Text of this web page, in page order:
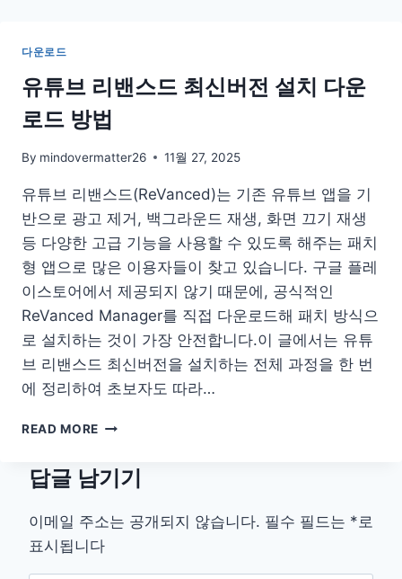
방
법
링
꿀
사
이
시
간
홈
페
이
지
2025
다운로드
유튜브 리밴스드 최신버전 설치 다운
로드 방법
By mindovermatter26 11월 27, 2025
유튜브 리밴스드(ReVanced)는 기존 유튜브 앱을 기
반으로 광고 제거, 백그라운드 재생, 화면 끄기 재생
등 다양한 고급 기능을 사용할 수 있도록 해주는 패치
형 앱으로 많은 이용자들이 찾고 있습니다. 구글 플레
이스토어에서 제공되지 않기 때문에, 공식적인
ReVanced Manager를 직접 다운로드해 패치 방식으
로 설치하는 것이 가장 안전합니다.이 글에서는 유튜
브 리밴스드 최신버전을 설치하는 전체 과정을 한 번
에 정리하여 초보자도 따라…
READ MORE
리
스
드
최
신
답글 남기기
이메일 주소는 공개되지 않습니다. 필수 필드는 * 로
표시됩니다